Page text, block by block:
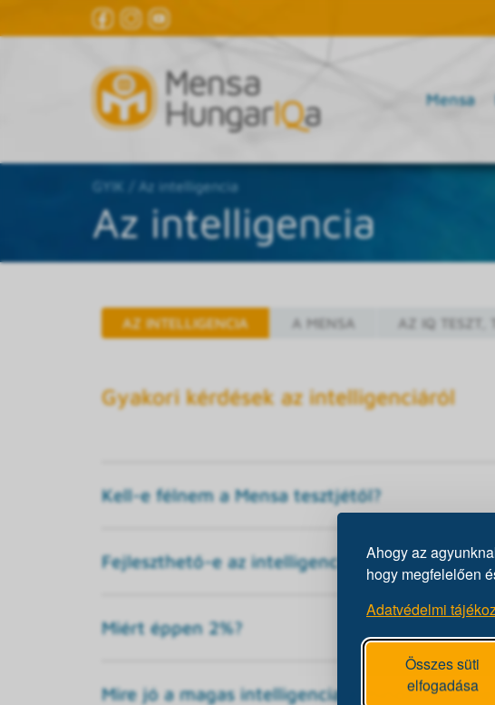
Ahogy az
hogy megfelelően
Adatvédelmi
Összes süti
elfogadása
Mensa
GYIK Az intelligencia
Az intelligencia
AZ INTELLIGENCIA A MENSA AZ IQ TESZT,
Gyakori kérdések az intelligenciáról
Kell-e félnem a Mensa tesztjétől?
Fejleszthető-e az intelligencia?
Miért éppen 2%?
Mire jó a magas intelligencia a mindennapi